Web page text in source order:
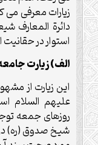
زیارات معرفی می
دائرة المعارف شیعه
استوار در حقانیت
الف) زیارت جامعه
این زیارت از
علیهم السلام
روزهای جمعه توجه
شیخ صدوق (ره) در